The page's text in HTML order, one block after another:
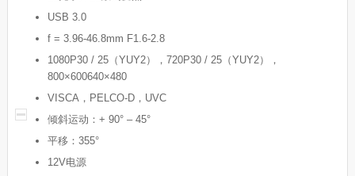
USB 3.0
f = 3.96-46.8mm F1.6-2.8
1080P30 / 25（YUY2），720P30 / 25（YUY2），
800×600640×480
VISCA，PELCO-D，UVC
倾斜运动：+ 90° – 45°
平移：355°
12V电源